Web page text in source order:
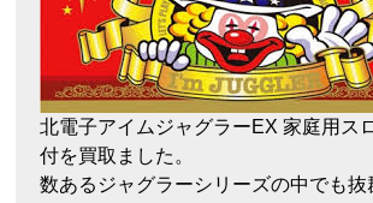
北電子アイムジャグラーEX 家庭用ス
付を買取ました。
数あるジャグラーシリーズの中でも抜